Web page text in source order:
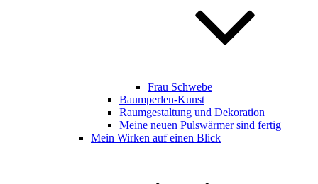
Frau Schwebe
Baumperlen-Kunst
Raumgestaltung und Dekoration
Meine neuen Pulswärmer sind fertig
Mein Wirken auf einen Blick